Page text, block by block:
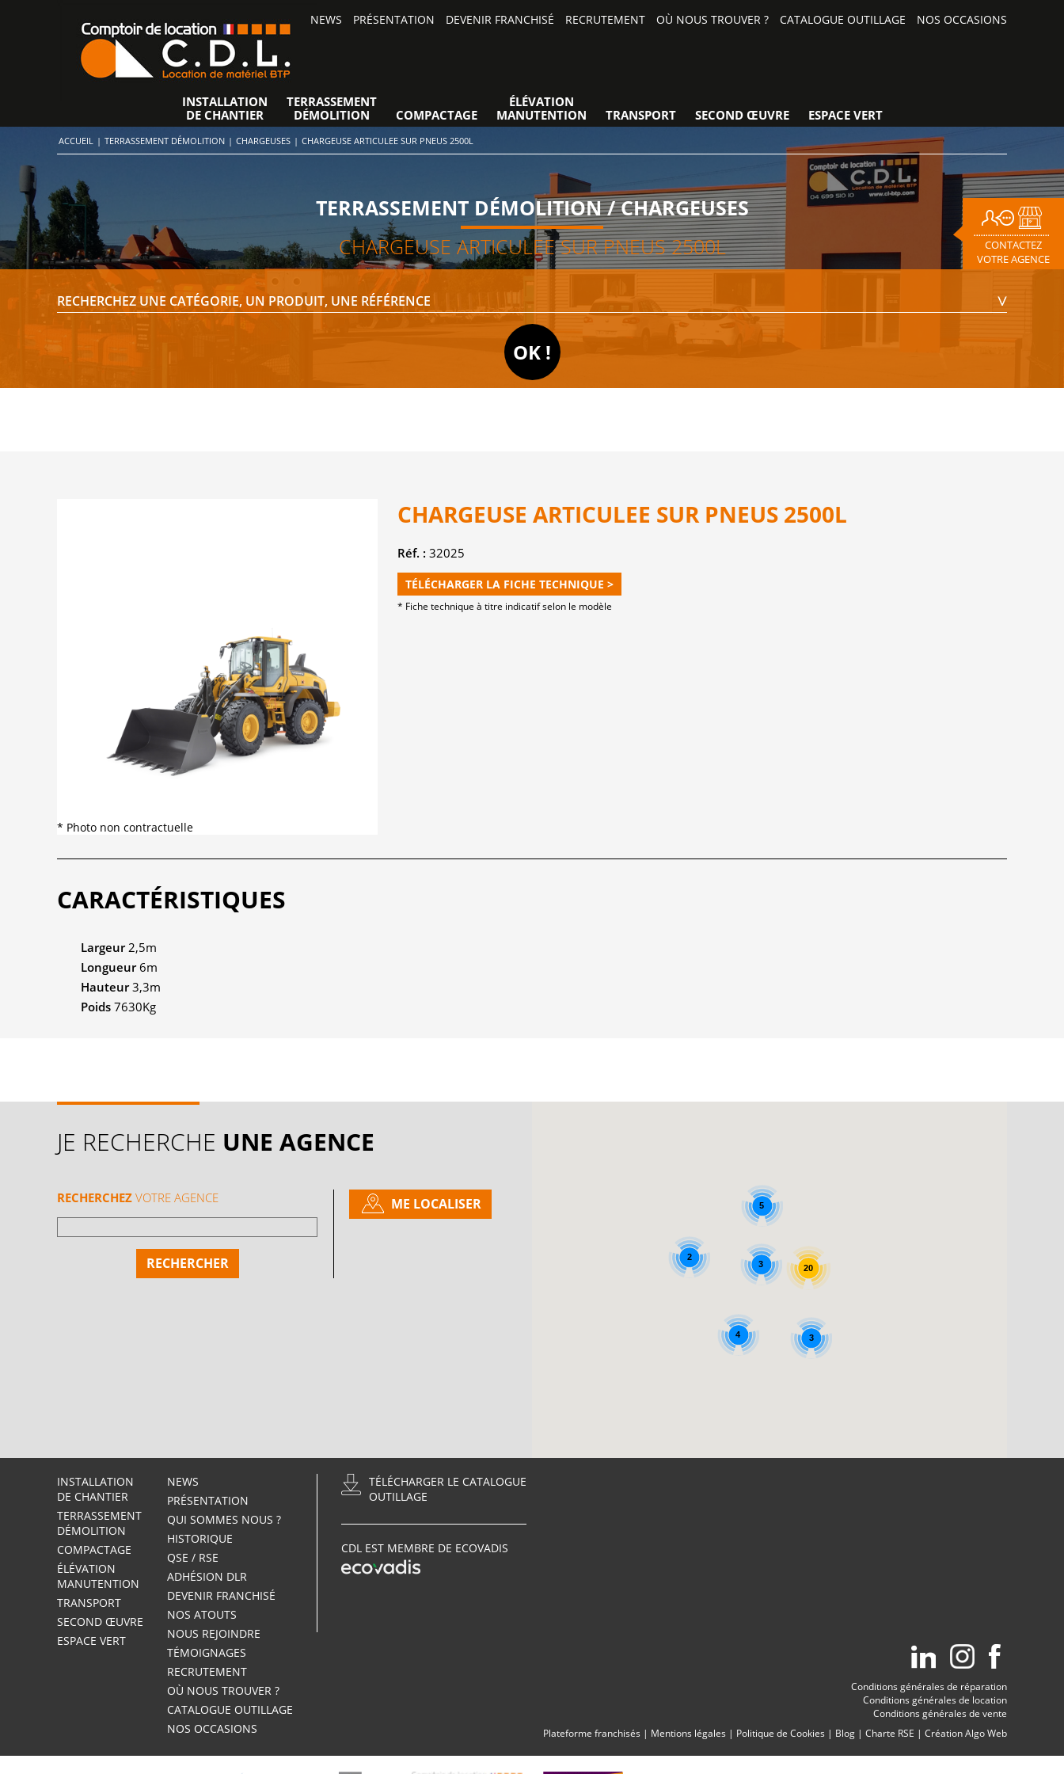
NEWS PRÉSENTATION DEVENIR FRANCHISÉ RECRUTEMENT OÙ NOUS TROUVER ? CATALOGUE OUTILLAGE NOS OCCASIONS
INSTALLATION
DE CHANTIER
TERRASSEMENT
DÉMOLITION
COMPACTAGE
ÉLÉVATION
MANUTENTION
TRANSPORT SECOND ŒUVRE ESPACE VERT
CONTACTEZ
VOTRE AGENCE
ACCUEIL | TERRASSEMENT DÉMOLITION | CHARGEUSES | CHARGEUSE ARTICULEE SUR PNEUS 2500L
TERRASSEMENT DÉMOLITION / CHARGEUSES
CHARGEUSE ARTICULEE SUR PNEUS 2500L
* Photo non contractuelle
CHARGEUSE ARTICULEE SUR PNEUS 2500L
Réf. : 32025
TÉLÉCHARGER LA FICHE TECHNIQUE >
* Fiche technique à titre indicatif selon le modèle
CARACTÉRISTIQUES
Largeur2,5m
Longueur6m
Hauteur3,3m
Poids 7630Kg
JE RECHERCHE UNE AGENCE
RECHERCHEZ VOTRE AGENCE ME LOCALISER
20
3
4
5
2
3
INSTALLATION
DE CHANTIER
TERRASSEMENT
DÉMOLITION
COMPACTAGE
ÉLÉVATION
MANUTENTION
TRANSPORT
SECOND ŒUVRE
ESPACE VERT
NEWS
PRÉSENTATION
QUI SOMMES NOUS ?
HISTORIQUE
QSE / RSE
ADHÉSION DLR
DEVENIR FRANCHISÉ
NOS ATOUTS
NOUS REJOINDRE
TÉMOIGNAGES
RECRUTEMENT
OÙ NOUS TROUVER ?
CATALOGUE OUTILLAGE
NOS OCCASIONS
TÉLÉCHARGER LE CATALOGUE
OUTILLAGE
CDL EST MEMBRE DE ECOVADIS
Conditions générales de réparation
Conditions générales de location
Conditions générales de vente
Plateforme franchisés | Mentions légales | Politique de Cookies | Blog | Charte RSE | Création Algo Web